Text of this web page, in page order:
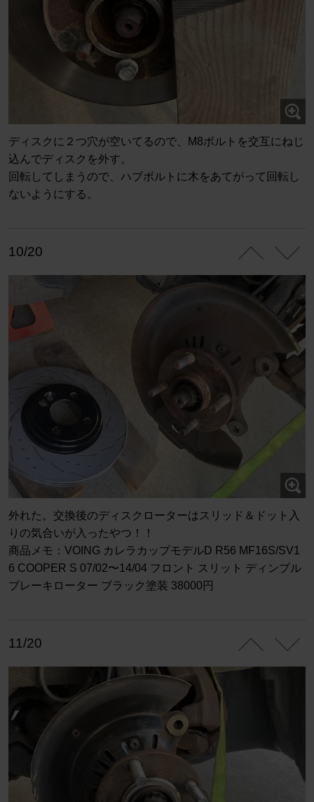
ディスクに２つ穴が空いてるので、M8ボルトを交互にねじ
込んでディスクを外す。
回転してしまうので、ハブボルトに木をあてがって回転し
ないようにする。
10/20
外れた。交換後のディスクローターはスリッド＆ドット入
りの気合いが入ったやつ！！
商品メモ：VOING カレラカップモデルD R56 MF16S/SV1
6 COOPER S 07/02〜14/04 フロント スリット ディンプル
ブレーキローター ブラック塗装 38000円
11/20